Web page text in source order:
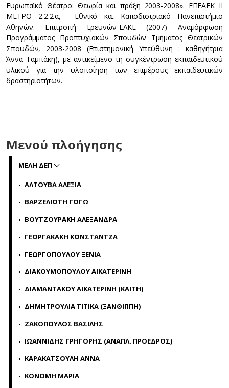
Ευρωπαϊκό Θέατρο: Θεωρία και πράξη 2003-2008». ΕΠΕΑΕΚ ΙΙ
ΜΕΤΡΟ 2.2.2.α, Εθνικό και Καποδιστριακό Πανεπιστήμιο
Αθηνών. Επιτροπή Ερευνών-ΕΛΚΕ (2007) Αναμόρφωση
Προγράμματος Προπτυχιακών Σπουδών Τμήματος Θεατρικών
Σπουδών, 2003-2008 (Επιστημονική Υπεύθυνη : καθηγήτρια
Άννα Ταμπάκη), με αντικείμενο τη συγκέντρωση εκπαιδευτικού
υλικού για την υλοποίηση των επιμέρους εκπαιδευτικών
δραστηριοτήτων.
Μενού πλοήγησης
MΕΛΗ ΔΕΠ
ΑΛΤΟΥΒΑ ΑΛΕΞΙΑ
ΒΑΡΖΕΛΙΩΤΗ ΓΩΓΩ
ΒΟΥΤΖΟΥΡΑΚΗ ΑΛΕΞΑΝΔΡΑ
ΓΕΩΡΓΑΚΑΚΗ ΚΩΝΣΤΑΝΤΖΑ
ΓΕΩΡΓΟΠΟΥΛΟΥ ΞΕΝΙΑ
ΔΙΑΚΟΥΜΟΠΟΥΛΟΥ ΑΙΚΑΤΕΡΙΝΗ
ΔΙΑΜΑΝΤΑΚΟΥ ΑΙΚΑΤΕΡΙΝΗ (ΚΑΙΤΗ)
ΔΗΜΗΤΡΟΥΛΙΑ ΤΙΤΙΚΑ (ΞΑΝΘΙΠΠΗ)
ΖΑΚΟΠΟΥΛΟΣ ΒΑΣΙΛΗΣ
ΙΩΑΝΝΙΔΗΣ ΓΡΗΓΟΡΗΣ (ΑΝΑΠΛ. ΠΡΟΕΔΡΟΣ)
ΚΑΡΑΚΑΤΣΟΥΛΗ ΑΝΝΑ
ΚΟΝΟΜΗ ΜΑΡΙΑ